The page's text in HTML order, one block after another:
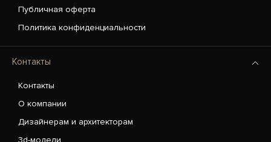
Публичная оферта
Политика конфиденциальности
Контакты
Контакты
О компании
Дизайнерам и архитекторам
3d-модели